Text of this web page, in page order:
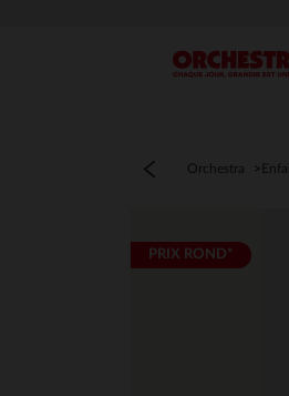
Menu
Orchestra
PRIX ROND*